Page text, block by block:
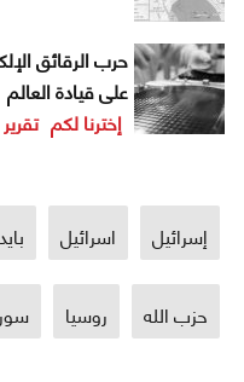
حرب الرقائق
على قيادة العالم
إخترنا لكم تقرير
إسرائيل اسرائيل
حزب الله روسيا